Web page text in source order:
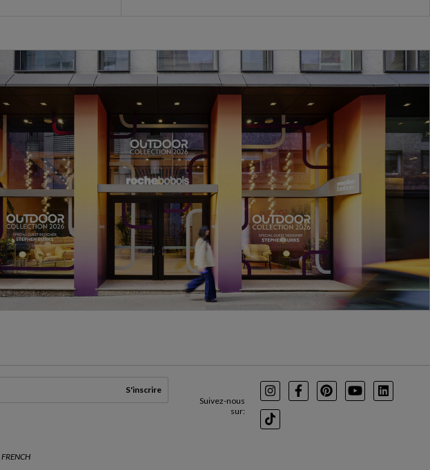
Suivez-nous
sur:
InstagramFacebookPinterest
YoutubeLinkedIn
TikTok
S'inscrire
FRENCH